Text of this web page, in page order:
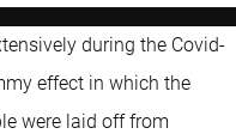
during the Covid-
effect in which the
were laid off from